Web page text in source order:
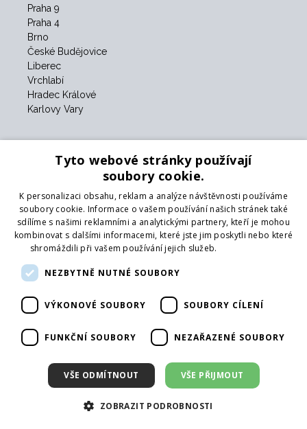
Praha 9
Praha 4
Brno
České Budějovice
Liberec
Vrchlabí
Hradec Králové
Karlovy Vary
Obchodní podmínky
GDPR
Naši partneři
Formulář pro vrácení zboží
Vrácení zboží
Sledujte nás
Přihlásit mailing
Tyto webové stránky používají
soubory cookie.
K personalizaci obsahu, reklam a analýze návštěvnosti používáme
soubory cookie. Informace o vašem používání našich stránek také
sdílíme s našimi reklamními a analytickými partnery, kteří je mohou
kombinovat s dalšími informacemi, které jste jim poskytli nebo které
shromáždili při vašem používání jejich služeb.
NEZBYTNĚ NUTNÉ SOUBORY
VÝKONOVÉ SOUBORY SOUBORY CÍLENÍ
FUNKČNÍ SOUBORY NEZAŘAZENÉ SOUBORY
VŠE PŘIJMOUT
VŠE ODMÍTNOUT
ZOBRAZIT PODROBNOSTI